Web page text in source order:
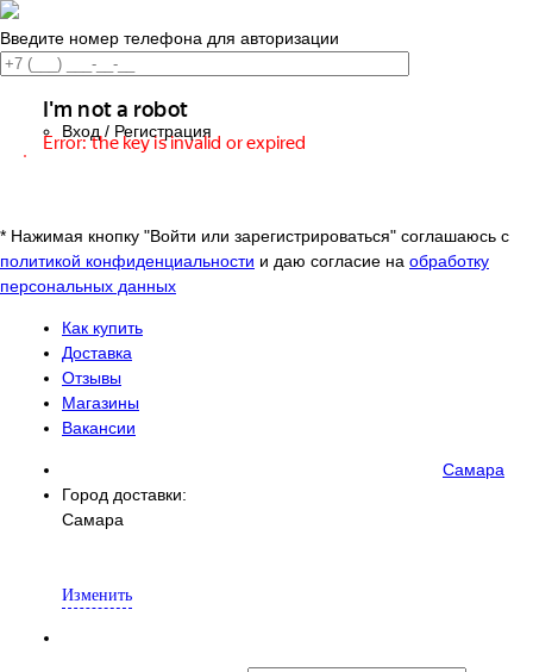
Введите номер телефона для авторизации
* Нажимая кнопку "Войти или зарегистрироваться" соглашаюсь с
политикой конфиденциальности и даю согласие на обработку
персональных данных
Как купить
Доставка
Отзывы
Магазины
Вакансии
Вход / Регистрация
Самара
Город доставки:
Самара
Изменить